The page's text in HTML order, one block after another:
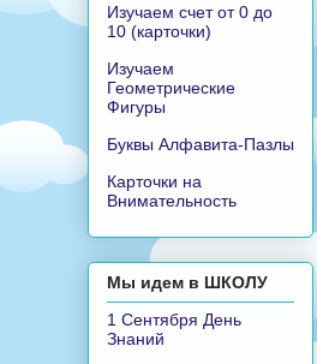
Изучаем счет от 0 до
10 (карточки)
Изучаем
Геометрические
Фигуры
Буквы Алфавита-Пазлы
Карточки на
Внимательность
Мы идем в ШКОЛУ
1 Сентября День
Знаний